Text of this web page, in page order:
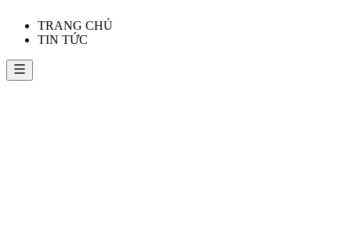
TRANG CHỦ
TIN TỨC